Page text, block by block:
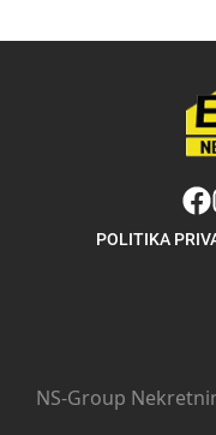
POLITIKA
NS-Group